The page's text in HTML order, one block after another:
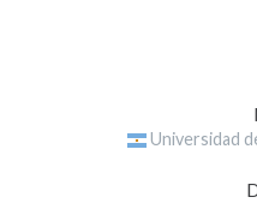
Universidad